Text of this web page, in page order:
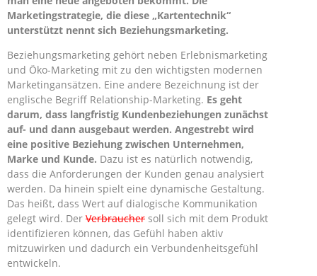
Marketingstrategie, die diese „Kartentechnik“
unterstützt nennt sich Beziehungsmarketing.
Beziehungsmarketing gehört neben Erlebnismarketing
und Öko-Marketing mit zu den wichtigsten modernen
Marketingansätzen. Eine andere Bezeichnung ist der
englische Begriff Relationship-Marketing. Es geht
darum, dass langfristig Kundenbeziehungen zunächst
auf- und dann ausgebaut werden. Angestrebt wird
eine positive Beziehung zwischen Unternehmen,
Marke und Kunde. Dazu ist es natürlich notwendig,
dass die Anforderungen der Kunden genau analysiert
werden. Da hinein spielt eine dynamische Gestaltung.
Das heißt, dass Wert auf dialogische Kommunikation
gelegt wird. Der Verbraucher soll sich mit dem Produkt
identifizieren können, das Gefühl haben aktiv
mitzuwirken und dadurch ein Verbundenheitsgefühl
entwickeln.